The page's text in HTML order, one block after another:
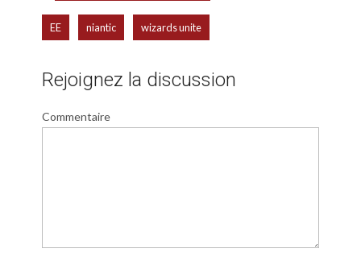
EE niantic wizards unite
Rejoignez la discussion
Commentaire